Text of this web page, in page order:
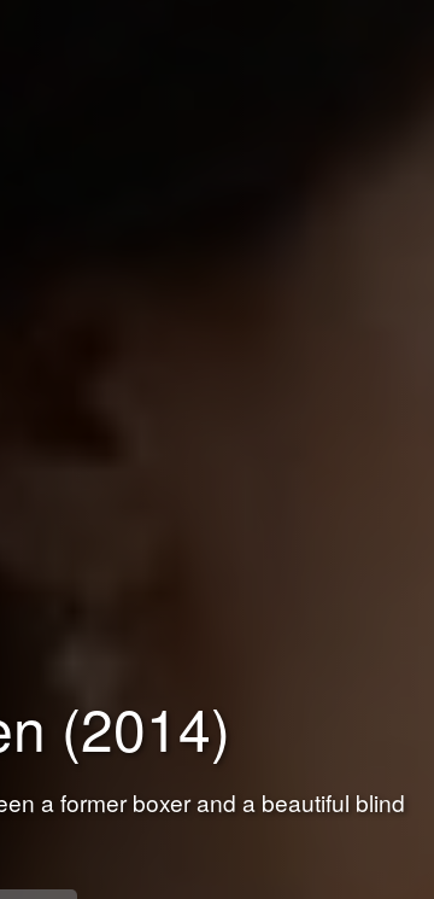
(2014)
a former boxer and a beautiful blind
หญ่ในช่วงที่เรียนมหาวิทยาลัย เนื่องจากเธอ
ธาในผู้ชายและปิดใจให้กับความรัก ...